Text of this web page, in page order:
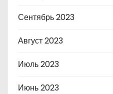
Сентябрь 2023
Август 2023
Июль 2023
Июнь 2023